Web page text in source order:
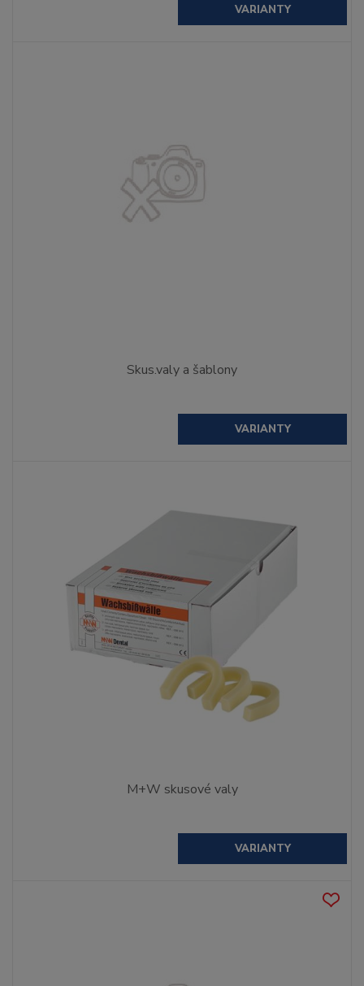
VARIANTY
Skus.valy a šablony
VARIANTY
M+W skusové valy
VARIANTY